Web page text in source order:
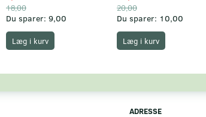
18,00
Du sparer: 9,00
Læg i kurv
20,00
Du sparer: 10,00
Læg i kurv
ADRESSE